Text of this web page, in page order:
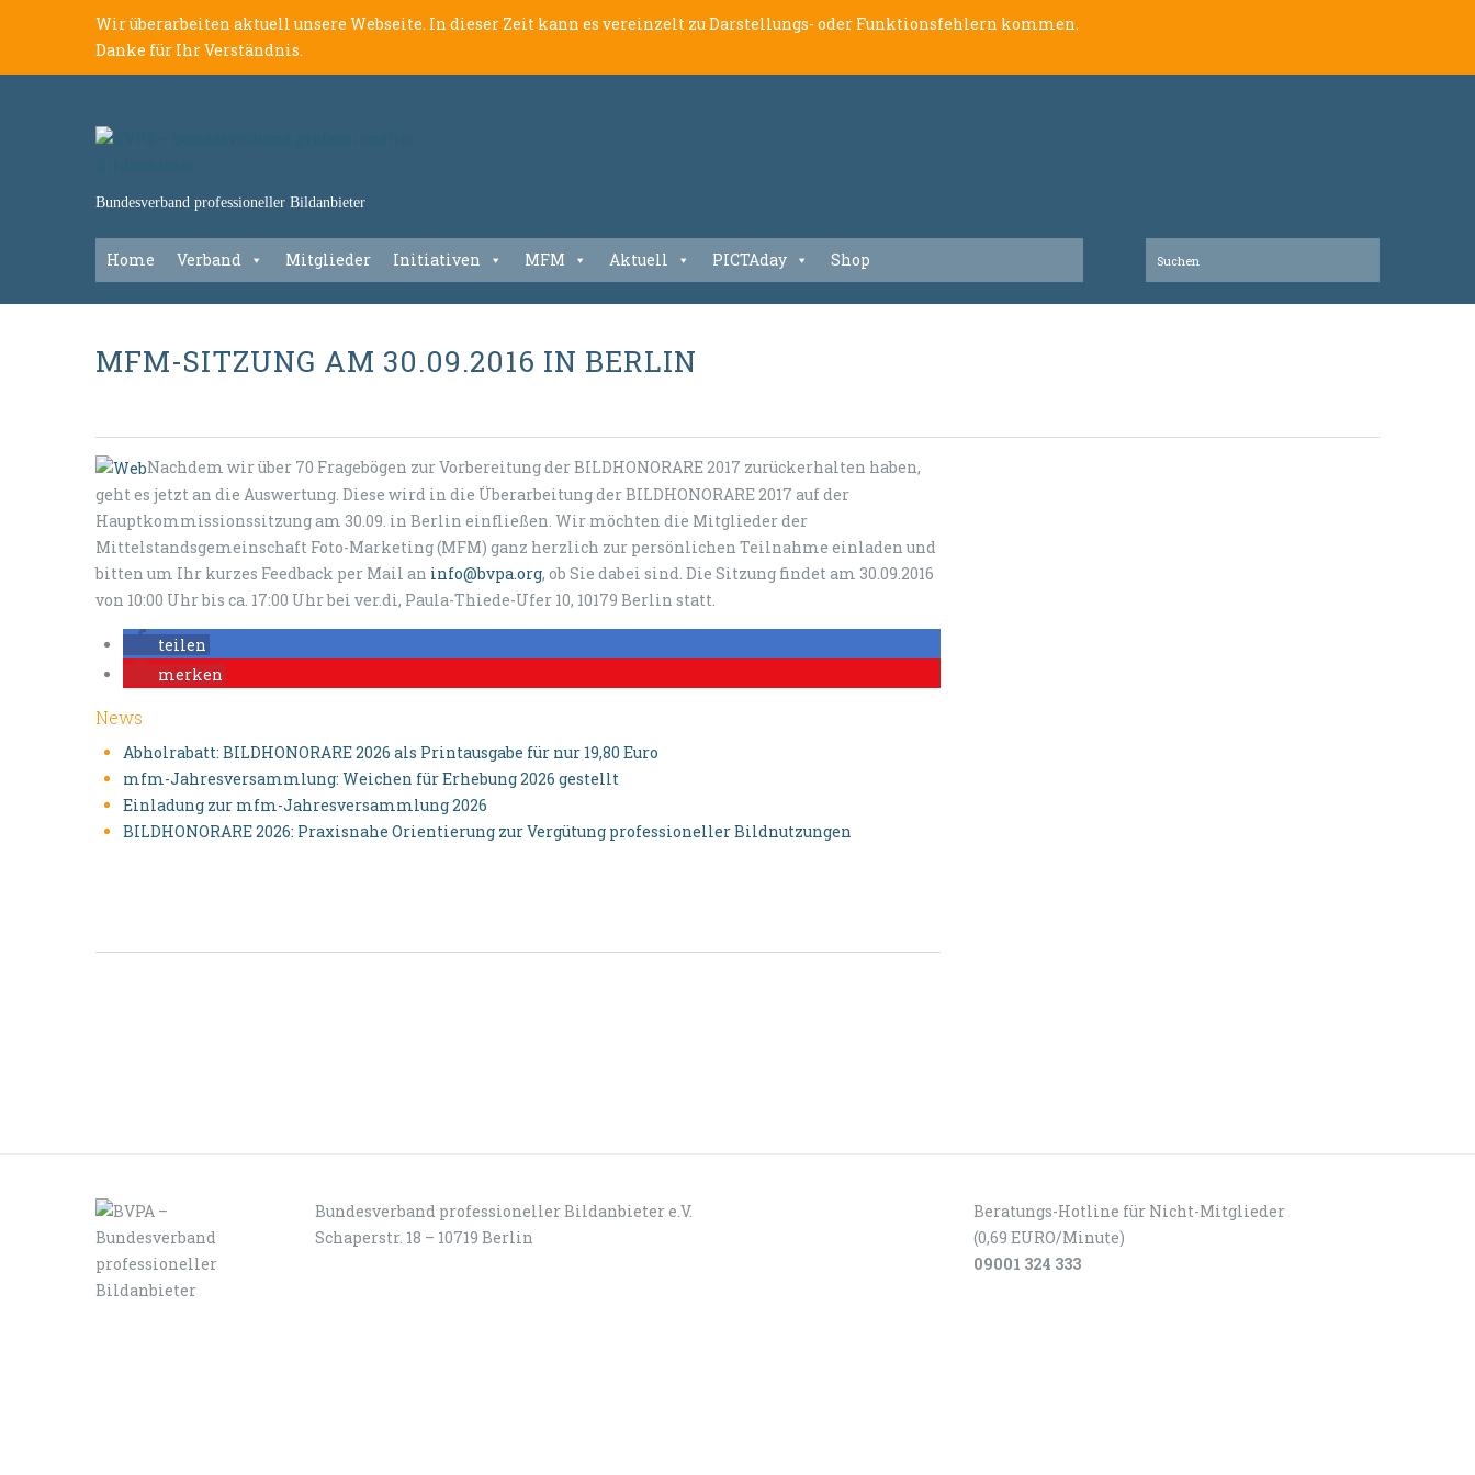
Wir überarbeiten aktuell unsere Webseite. In dieser Zeit kann es vereinzelt zu Darstellungs- oder Funktionsfehlern kommen.
Danke für Ihr Verständnis.
Bundesverband professioneller Bildanbieter
Home Verband Mitglieder Initiativen MFM Aktuell PICTAday Shop
MFM-SITZUNG AM 30.09.2016 IN BERLIN
Nachdem wir über 70 Fragebögen zur Vorbereitung der BILDHONORARE 2017 zurückerhalten haben,
geht es jetzt an die Auswertung. Diese wird in die Überarbeitung der BILDHONORARE 2017 auf der
Hauptkommissionssitzung am 30.09. in Berlin einfließen. Wir möchten die Mitglieder der
Mittelstandsgemeinschaft Foto-Marketing (MFM) ganz herzlich zur persönlichen Teilnahme einladen und
bitten um Ihr kurzes Feedback per Mail an info@bvpa.org, ob Sie dabei sind. Die Sitzung findet am 30.09.2016
von 10:00 Uhr bis ca. 17:00 Uhr bei ver.di, Paula-Thiede-Ufer 10, 10179 Berlin statt.
teilen
merken
News
Abholrabatt: BILDHONORARE 2026 als Printausgabe für nur 19,80 Euro
mfm-Jahresversammlung: Weichen für Erhebung 2026 gestellt
Einladung zur mfm-Jahresversammlung 2026
BILDHONORARE 2026: Praxisnahe Orientierung zur Vergütung professioneller Bildnutzungen
Bundesverband professioneller Bildanbieter e.V.
Schaperstr. 18 – 10719 Berlin
Beratungs-Hotline für Nicht-Mitglieder
(0,69 EURO/Minute)
09001 324 333